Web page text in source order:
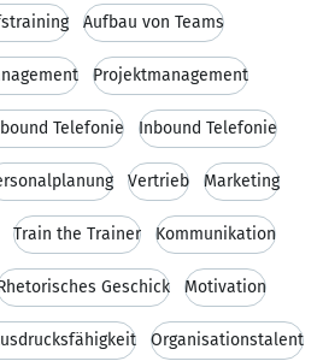
Aufbau von Teams
Projektmanagement
Telefonie Inbound Telefonie
Vertrieb Marketing
Train the Trainer Kommunikation
Geschick Motivation
Organisationstalent